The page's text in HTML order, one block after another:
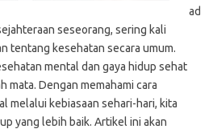
ad
seseorang, sering kali
tentang kesehatan secara umum.
mental dan gaya hidup sehat
mata. Dengan memahami cara
melalui kebiasaan sehari-hari, kita
yang lebih baik. Artikel ini akan